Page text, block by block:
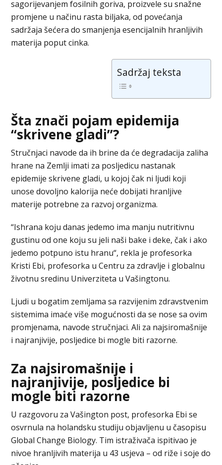
sagorijevanjem fosilnih goriva, proizvele su snažne
promjene u načinu rasta biljaka, od povećanja
sadržaja šećera do smanjenja esencijalnih hranljivih
materija poput cinka.
Sadržaj teksta
Šta znači pojam epidemija
“skrivene gladi”?
Stručnjaci navode da ih brine da će degradacija zaliha
hrane na Zemlji imati za posljedicu nastanak
epidemije skrivene gladi, u kojoj čak ni ljudi koji
unose dovoljno kalorija neće dobijati hranljive
materije potrebne za razvoj organizma.
“Ishrana koju danas jedemo ima manju nutritivnu
gustinu od one koju su jeli naši bake i deke, čak i ako
jedemo potpuno istu hranu“, rekla je profesorka
Kristi Ebi, profesorka u Centru za zdravlje i globalnu
životnu sredinu Univerziteta u Vašingtonu.
Ljudi u bogatim zemljama sa razvijenim zdravstvenim
sistemima imaće više mogućnosti da se nose sa ovim
promjenama, navode stručnjaci. Ali za najsiromašnije
i najranjivije, posljedice bi mogle biti razorne.
Za najsiromašnije i
najranjivije, posljedice bi
mogle biti razorne
U razgovoru za Vašington post, profesorka Ebi se
osvrnula na holandsku studiju objavljenu u časopisu
Global Change Biology. Tim istraživača ispitivao je
nivoe hranljivih materija u 43 usjeva – od riže i soje do